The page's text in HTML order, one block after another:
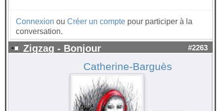
Connexion ou Créer un compte pour participer à la
conversation.
Zigzag - Bonjour #2263
Catherine-Barguès